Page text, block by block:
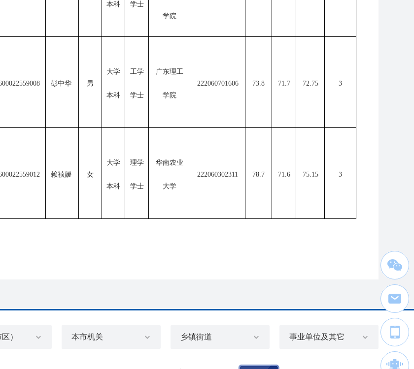
本科 学士
学院
彭中华 男
大学
本科
工学
学士
广东理工
学院
222060701606 73.8 71.7 72.75 3
赖祯嫒 女
大学
本科
理学
学士
华南农业
大学
222060302311 78.7 71.6 75.15 3
） 本市机关 乡镇街道 事业单位及其它